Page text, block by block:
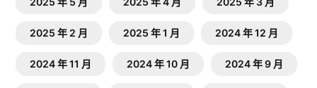
2025 年 2 月 2025 年 1 月 2024 年 12 月
2024 年 11 月 2024 年 10 月 2024 年 9 月